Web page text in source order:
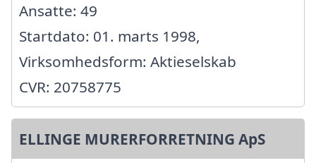
Ansatte: 49
Startdato: 01. marts 1998,
Virksomhedsform: Aktieselskab
CVR: 20758775
ELLINGE MURERFORRETNING ApS